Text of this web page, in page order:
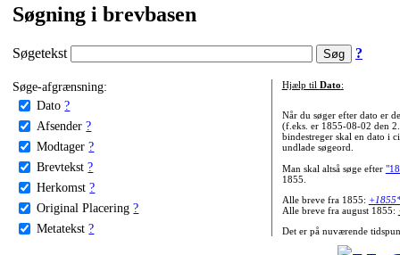
Søgning i brevbasen
Søgetekst ?
Søge-afgrænsning:
Dato ?
Afsender ?
Modtager ?
Brevtekst ?
Herkomst ?
Original Placering ?
Metatekst ?
Hjælp til Dato:
Når du søger efter dato er
(f.eks. er 1855-08-02 den
bindestreger skal en dato i
undlade søgeord.
Man skal altså søge efter
1855.
Alle breve fra 1855:
Alle breve fra august 1855:
Det er på nuværende